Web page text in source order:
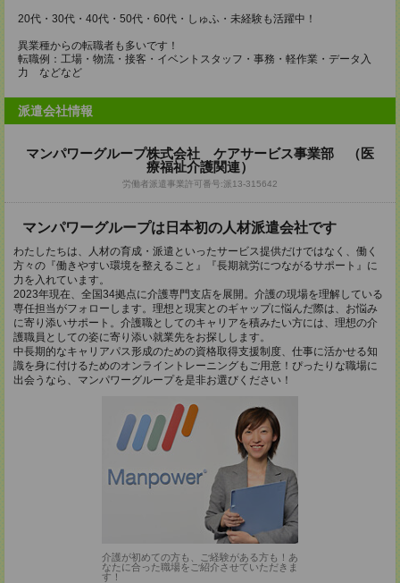
20代・30代・40代・50代・60代・しゅふ・未経験も活躍中！
異業種からの転職者も多いです！
転職例：工場・物流・接客・イベントスタッフ・事務・軽作業・データ入
力 などなど
派遣会社情報
マンパワーグループ株式会社 ケアサービス事業部 （医
療福祉介護関連）
労働者派遣事業許可番号:派13-315642
マンパワーグループは日本初の人材派遣会社です
わたしたちは、人材の育成・派遣といったサービス提供だけではなく、働く
方々の『働きやすい環境を整えること』『長期就労につながるサポート』に
力を入れています。
2023年現在、全国34拠点に介護専門支店を展開。介護の現場を理解している
専任担当がフォローします。理想と現実とのギャップに悩んだ際は、お悩み
に寄り添いサポート。介護職としてのキャリアを積みたい方には、理想の介
護職員としての姿に寄り添い就業先をお探しします。
中長期的なキャリアパス形成のための資格取得支援制度、仕事に活かせる知
識を身に付けるためのオンライントレーニングもご用意！ぴったりな職場に
出会うなら、マンパワーグループを是非お選びください！
介護が初めての方も、ご経験がある方も！あ
なたに合った職場をご紹介させていただきま
す！